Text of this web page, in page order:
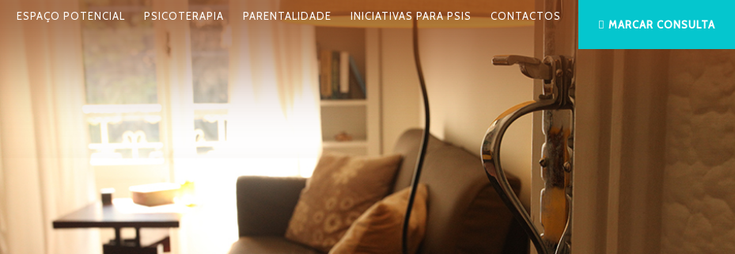
ESPAÇO POTENCIAL PSICOTERAPIA PARENTALIDADE INICIATIVAS PARA PSIS CONTACTOS
MARCAR CONSULTA